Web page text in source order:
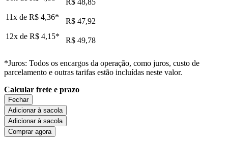
11x de R$ 4,36*
R$ 47,92
12x de R$ 4,15* R$ 49,78
*Juros: Todos os encargos da operação, como juros, custo de
parcelamento e outras tarifas estão incluídas neste valor.
Calcular frete e prazo
Fechar
Adicionar à sacola
Adicionar à sacola
Comprar agora